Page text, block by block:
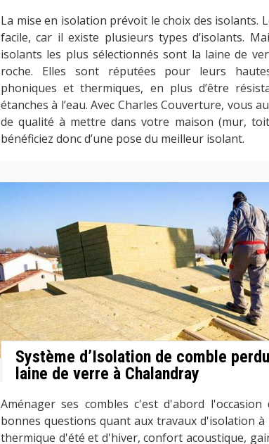
La mise en isolation prévoit le choix des isolants.
facile, car il existe plusieurs types d’isolants.
isolants les plus sélectionnés sont la laine de
roche. Elles sont réputées pour leurs
phoniques et thermiques, en plus d’être
étanches à l’eau. Avec Charles Couverture, vous
de qualité à mettre dans votre maison (mur,
bénéficiez donc d’une pose du meilleur isolant.
Système d’Isolation de comble
laine de verre à Chalandray
Aménager ses combles c'est d'abord
bonnes questions quant aux travaux d'isolation
thermique d'été et d'hiver, confort acoustique,